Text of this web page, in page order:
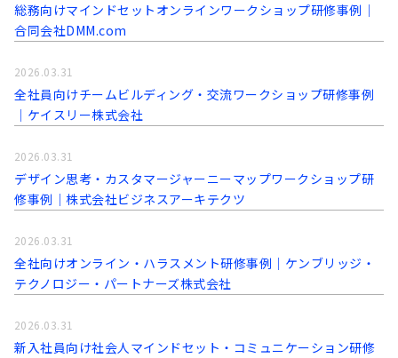
総務向けマインドセットオンラインワークショップ研修事例│
合同会社DMM.com
全社員向けチームビルディング・交流ワークショップ研修事例
│ケイスリー株式会社
2026.03.31
デザイン思考・カスタマージャーニーマップワークショップ研
修事例│株式会社ビジネスアーキテクツ
2026.03.31
全社向けオンライン・ハラスメント研修事例│ケンブリッジ・
テクノロジー・パートナーズ株式会社
2026.03.31
新入社員向け社会人マインドセット・コミュニケーション研修
2026.03.31